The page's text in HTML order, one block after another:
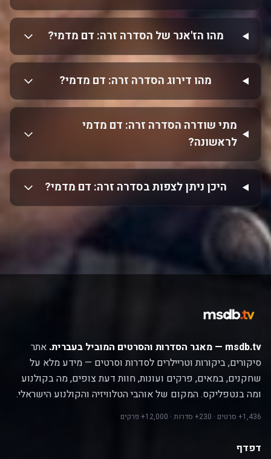
מהו הז'אנר של הסדרה זרה: דם מדמי?
מהו דירוג הסדרה זרה: דם מדמי?
מתי שודרה הסדרה זרה: דם מדמי
לראשונה?
היכן ניתן לצפות בסדרה זרה: דם מדמי?
msdb.tv — מאגר הסדרות והסרטים המוביל בעברית.
אתר
סיקורים, ביקורות וטריילרים לסדרות וסרטים — מידע מלא על
שחקנים, במאים, פרקים ועונות, חוות דעת צופים, מה בקולנוע
ומה בנטפליקס. המקום של אוהבי הטלוויזיה והקולנוע הישראלי.
1,436+ סרטים · 230+ סדרות · 12,000+ פרקים
דפדף